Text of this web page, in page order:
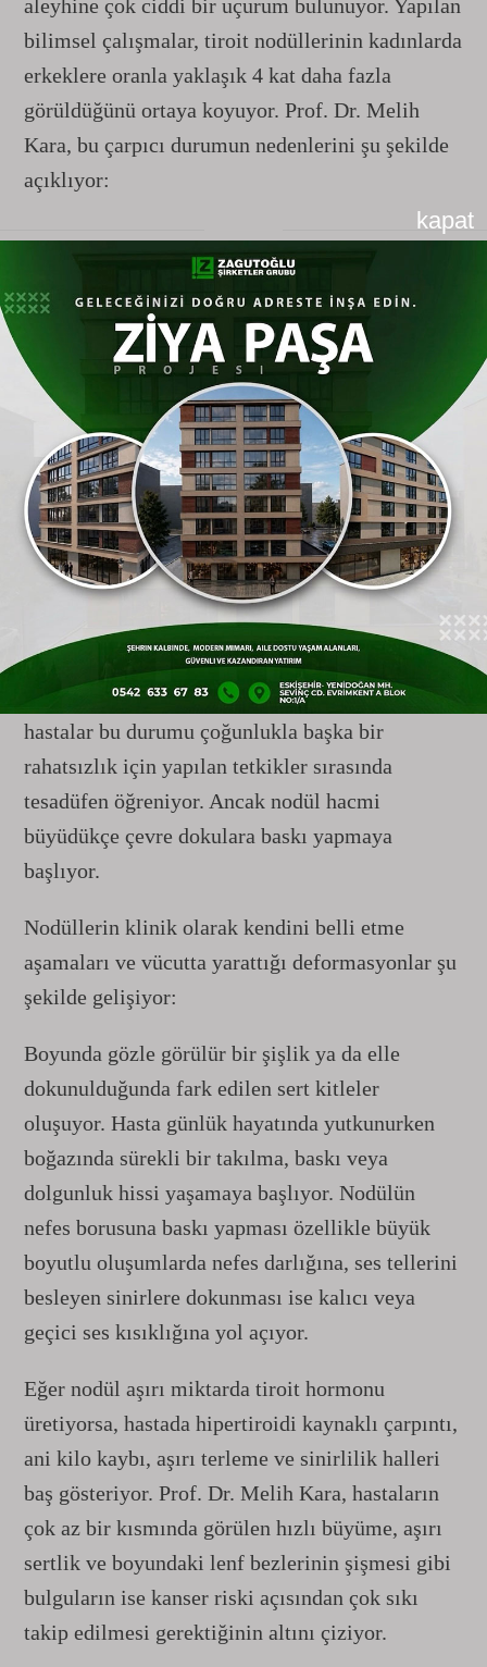
kapat
aleyhine çok ciddi bir uçurum bulunuyor. Yapılan
bilimsel çalışmalar, tiroit nodüllerinin kadınlarda
erkeklere oranla yaklaşık 4 kat daha fazla
görüldüğünü ortaya koyuyor. Prof. Dr. Melih
Kara, bu çarpıcı durumun nedenlerini şu şekilde
açıklıyor:
"Ultrason taramalarında neredeyse her 3
kadından birinde, hatta bazı hasta serilerinde
her iki kadından birinde nodüle rastlıyoruz.
Bunun başlıca sebebi hormonal etkilerdir.
Özellikle östrojen hormonunun tiroit dokusu
üzerindeki uyarıcı etkisi, gebelik süreçleri ve
otoimmün tiroit hastalıklarının kadınlarda daha
sık yaşanması nodül oluşumunu doğrudan
tetikliyor."
Belirtiler Baş gösterdiğinde Gecikmeyin
Tiroit nodülleri genellikle uzun yıllar boyunca
hiçbir şikayete yol açmadan sessizce büyüyor ve
hastalar bu durumu çoğunlukla başka bir
rahatsızlık için yapılan tetkikler sırasında
tesadüfen öğreniyor. Ancak nodül hacmi
büyüdükçe çevre dokulara baskı yapmaya
başlıyor.
Nodüllerin klinik olarak kendini belli etme
aşamaları ve vücutta yarattığı deformasyonlar şu
şekilde gelişiyor:
Boyunda gözle görülür bir şişlik ya da elle
dokunulduğunda fark edilen sert kitleler
oluşuyor. Hasta günlük hayatında yutkunurken
boğazında sürekli bir takılma, baskı veya
dolgunluk hissi yaşamaya başlıyor. Nodülün
nefes borusuna baskı yapması özellikle büyük
boyutlu oluşumlarda nefes darlığına, ses tellerini
besleyen sinirlere dokunması ise kalıcı veya
geçici ses kısıklığına yol açıyor.
Eğer nodül aşırı miktarda tiroit hormonu
üretiyorsa, hastada hipertiroidi kaynaklı çarpıntı,
ani kilo kaybı, aşırı terleme ve sinirlilik halleri
baş gösteriyor. Prof. Dr. Melih Kara, hastaların
çok az bir kısmında görülen hızlı büyüme, aşırı
sertlik ve boyundaki lenf bezlerinin şişmesi gibi
bulguların ise kanser riski açısından çok sıkı
takip edilmesi gerektiğinin altını çiziyor.